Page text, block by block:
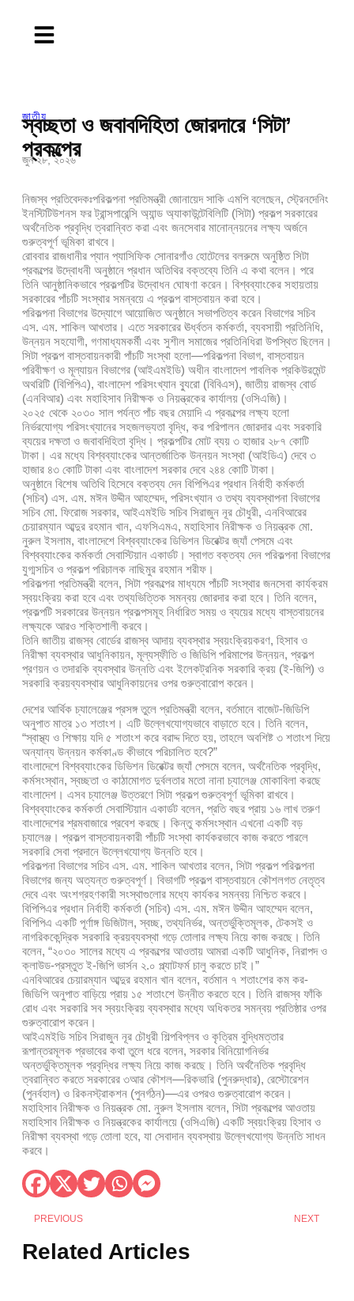
জাতীয়
স্বচ্ছতা ও জবাবদিহিতা জোরদারে ‘সিটা’
প্রকল্পের
জুন ২৮, ২০২৬
নিজস্ব প্রতিবেদকঃপরিকল্পনা প্রতিমন্ত্রী জোনায়েদ সাকি এমপি বলেছেন, স্ট্রেনদেনিং
ইনস্টিটিউশনস ফর ট্রান্সপারেন্সি অ্যান্ড অ্যাকাউন্টেবিলিটি (সিটা) প্রকল্প সরকারের
অর্থনৈতিক প্রবৃদ্ধি ত্বরান্বিত করা এবং জনসেবার মানোন্নয়নের লক্ষ্য অর্জনে
গুরুত্বপূর্ণ ভূমিকা রাখবে।
রোববার রাজধানীর প্যান প্যাসিফিক সোনারগাঁও হোটেলের বলরুমে অনুষ্ঠিত সিটা
প্রকল্পের উদ্বোধনী অনুষ্ঠানে প্রধান অতিথির বক্তব্যে তিনি এ কথা বলেন। পরে
তিনি আনুষ্ঠানিকভাবে প্রকল্পটির উদ্বোধন ঘোষণা করেন। বিশ্বব্যাংকের সহায়তায়
সরকারের পাঁচটি সংস্থার সমন্বয়ে এ প্রকল্প বাস্তবায়ন করা হবে।
পরিকল্পনা বিভাগের উদ্যোগে আয়োজিত অনুষ্ঠানে সভাপতিত্ব করেন বিভাগের সচিব
এস. এম. শাকিল আখতার। এতে সরকারের ঊর্ধ্বতন কর্মকর্তা, ব্যবসায়ী প্রতিনিধি,
উন্নয়ন সহযোগী, গণমাধ্যমকর্মী এবং সুশীল সমাজের প্রতিনিধিরা উপস্থিত ছিলেন।
সিটা প্রকল্প বাস্তবায়নকারী পাঁচটি সংস্থা হলো—পরিকল্পনা বিভাগ, বাস্তবায়ন
পরিবীক্ষণ ও মূল্যায়ন বিভাগের (আইএমইডি) অধীন বাংলাদেশ পাবলিক প্রকিউরমেন্ট
অথরিটি (বিপিপিএ), বাংলাদেশ পরিসংখ্যান ব্যুরো (বিবিএস), জাতীয় রাজস্ব বোর্ড
(এনবিআর) এবং মহাহিসাব নিরীক্ষক ও নিয়ন্ত্রকের কার্যালয় (ওসিএজি)।
২০২৫ থেকে ২০৩০ সাল পর্যন্ত পাঁচ বছর মেয়াদি এ প্রকল্পের লক্ষ্য হলো
নির্ভরযোগ্য পরিসংখ্যানের সহজলভ্যতা বৃদ্ধি, কর পরিপালন জোরদার এবং সরকারি
ব্যয়ের দক্ষতা ও জবাবদিহিতা বৃদ্ধি। প্রকল্পটির মোট ব্যয় ৩ হাজার ২৮৭ কোটি
টাকা। এর মধ্যে বিশ্বব্যাংকের আন্তর্জাতিক উন্নয়ন সংস্থা (আইডিএ) দেবে ৩
হাজার ৪৩ কোটি টাকা এবং বাংলাদেশ সরকার দেবে ২৪৪ কোটি টাকা।
অনুষ্ঠানে বিশেষ অতিথি হিসেবে বক্তব্য দেন বিপিপিএর প্রধান নির্বাহী কর্মকর্তা
(সচিব) এস. এম. মঈন উদ্দীন আহম্মেদ, পরিসংখ্যান ও তথ্য ব্যবস্থাপনা বিভাগের
সচিব মো. ফিরোজ সরকার, আইএমইডি সচিব সিরাজুন নূর চৌধুরী, এনবিআরের
চেয়ারম্যান আব্দুর রহমান খান, এফসিএমএ, মহাহিসাব নিরীক্ষক ও নিয়ন্ত্রক মো.
নুরুল ইসলাম, বাংলাদেশে বিশ্বব্যাংকের ডিভিশন ডিরেক্টর জ্যাঁ পেসমে এবং
বিশ্বব্যাংকের কর্মকর্তা সেবাস্টিয়ান একার্ডট। স্বাগত বক্তব্য দেন পরিকল্পনা বিভাগের
যুগ্মসচিব ও প্রকল্প পরিচালক নাছিমুর রহমান শরীফ।
পরিকল্পনা প্রতিমন্ত্রী বলেন, সিটা প্রকল্পের মাধ্যমে পাঁচটি সংস্থার জনসেবা কার্যক্রম
স্বয়ংক্রিয় করা হবে এবং তথ্যভিত্তিক সমন্বয় জোরদার করা হবে। তিনি বলেন,
প্রকল্পটি সরকারের উন্নয়ন প্রকল্পসমূহ নির্ধারিত সময় ও ব্যয়ের মধ্যে বাস্তবায়নের
লক্ষ্যকে আরও শক্তিশালী করবে।
তিনি জাতীয় রাজস্ব বোর্ডের রাজস্ব আদায় ব্যবস্থার স্বয়ংক্রিয়করণ, হিসাব ও
নিরীক্ষা ব্যবস্থার আধুনিকায়ন, মূল্যস্ফীতি ও জিডিপি পরিমাপের উন্নয়ন, প্রকল্প
প্রণয়ন ও তদারকি ব্যবস্থার উন্নতি এবং ইলেকট্রনিক সরকারি ক্রয় (ই-জিপি) ও
সরকারি ক্রয়ব্যবস্থার আধুনিকায়নের ওপর গুরুত্বারোপ করেন।
দেশের আর্থিক চ্যালেঞ্জের প্রসঙ্গ তুলে প্রতিমন্ত্রী বলেন, বর্তমানে বাজেট-জিডিপি
অনুপাত মাত্র ১৩ শতাংশ। এটি উল্লেখযোগ্যভাবে বাড়াতে হবে। তিনি বলেন,
“স্বাস্থ্য ও শিক্ষায় যদি ৫ শতাংশ করে বরাদ্দ দিতে হয়, তাহলে অবশিষ্ট ৩ শতাংশ দিয়ে
অন্যান্য উন্নয়ন কর্মকাণ্ড কীভাবে পরিচালিত হবে?”
বাংলাদেশে বিশ্বব্যাংকের ডিভিশন ডিরেক্টর জ্যাঁ পেসমে বলেন, অর্থনৈতিক প্রবৃদ্ধি,
কর্মসংস্থান, স্বচ্ছতা ও কাঠামোগত দুর্বলতার মতো নানা চ্যালেঞ্জ মোকাবিলা করছে
বাংলাদেশ। এসব চ্যালেঞ্জ উত্তরণে সিটা প্রকল্প গুরুত্বপূর্ণ ভূমিকা রাখবে।
বিশ্বব্যাংকের কর্মকর্তা সেবাস্টিয়ান একার্ডট বলেন, প্রতি বছর প্রায় ১৬ লাখ তরুণ
বাংলাদেশের শ্রমবাজারে প্রবেশ করছে। কিন্তু কর্মসংস্থান এখনো একটি বড়
চ্যালেঞ্জ। প্রকল্প বাস্তবায়নকারী পাঁচটি সংস্থা কার্যকরভাবে কাজ করতে পারলে
সরকারি সেবা প্রদানে উল্লেখযোগ্য উন্নতি হবে।
পরিকল্পনা বিভাগের সচিব এস. এম. শাকিল আখতার বলেন, সিটা প্রকল্প পরিকল্পনা
বিভাগের জন্য অত্যন্ত গুরুত্বপূর্ণ। বিভাগটি প্রকল্প বাস্তবায়নে কৌশলগত নেতৃত্ব
দেবে এবং অংশগ্রহণকারী সংস্থাগুলোর মধ্যে কার্যকর সমন্বয় নিশ্চিত করবে।
বিপিপিএর প্রধান নির্বাহী কর্মকর্তা (সচিব) এস. এম. মঈন উদ্দীন আহম্মেদ বলেন,
বিপিপিএ একটি পূর্ণাঙ্গ ডিজিটাল, স্বচ্ছ, তথ্যনির্ভর, অন্তর্ভুক্তিমূলক, টেকসই ও
নাগরিককেন্দ্রিক সরকারি ক্রয়ব্যবস্থা গড়ে তোলার লক্ষ্য নিয়ে কাজ করছে। তিনি
বলেন, “২০৩০ সালের মধ্যে এ প্রকল্পের আওতায় আমরা একটি আধুনিক, নিরাপদ ও
ক্লাউড-প্রস্তুত ই-জিপি ভার্সন ২.০ প্ল্যাটফর্ম চালু করতে চাই।”
এনবিআরের চেয়ারম্যান আব্দুর রহমান খান বলেন, বর্তমান ৭ শতাংশের কম কর-
জিডিপি অনুপাত বাড়িয়ে প্রায় ১৫ শতাংশে উন্নীত করতে হবে। তিনি রাজস্ব ফাঁকি
রোধ এবং সরকারি সব স্বয়ংক্রিয় ব্যবস্থার মধ্যে অধিকতর সমন্বয় প্রতিষ্ঠার ওপর
গুরুত্বারোপ করেন।
আইএমইডি সচিব সিরাজুন নূর চৌধুরী শিল্পবিপ্লব ও কৃত্রিম বুদ্ধিমত্তার
রূপান্তরমূলক প্রভাবের কথা তুলে ধরে বলেন, সরকার বিনিয়োগনির্ভর
অন্তর্ভুক্তিমূলক প্রবৃদ্ধির লক্ষ্য নিয়ে কাজ করছে। তিনি অর্থনৈতিক প্রবৃদ্ধি
ত্বরান্বিত করতে সরকারের ৩আর কৌশল—রিকভারি (পুনরুদ্ধার), রেস্টোরেশন
(পুনর্বহাল) ও রিকনস্ট্রাকশন (পুনর্গঠন)—এর ওপরও গুরুত্বারোপ করেন।
মহাহিসাব নিরীক্ষক ও নিয়ন্ত্রক মো. নুরুল ইসলাম বলেন, সিটা প্রকল্পের আওতায়
মহাহিসাব নিরীক্ষক ও নিয়ন্ত্রকের কার্যালয়ে (ওসিএজি) একটি স্বয়ংক্রিয় হিসাব ও
নিরীক্ষা ব্যবস্থা গড়ে তোলা হবে, যা সেবাদান ব্যবস্থায় উল্লেখযোগ্য উন্নতি সাধন
করবে।
PREVIOUS NEXT
Related Articles